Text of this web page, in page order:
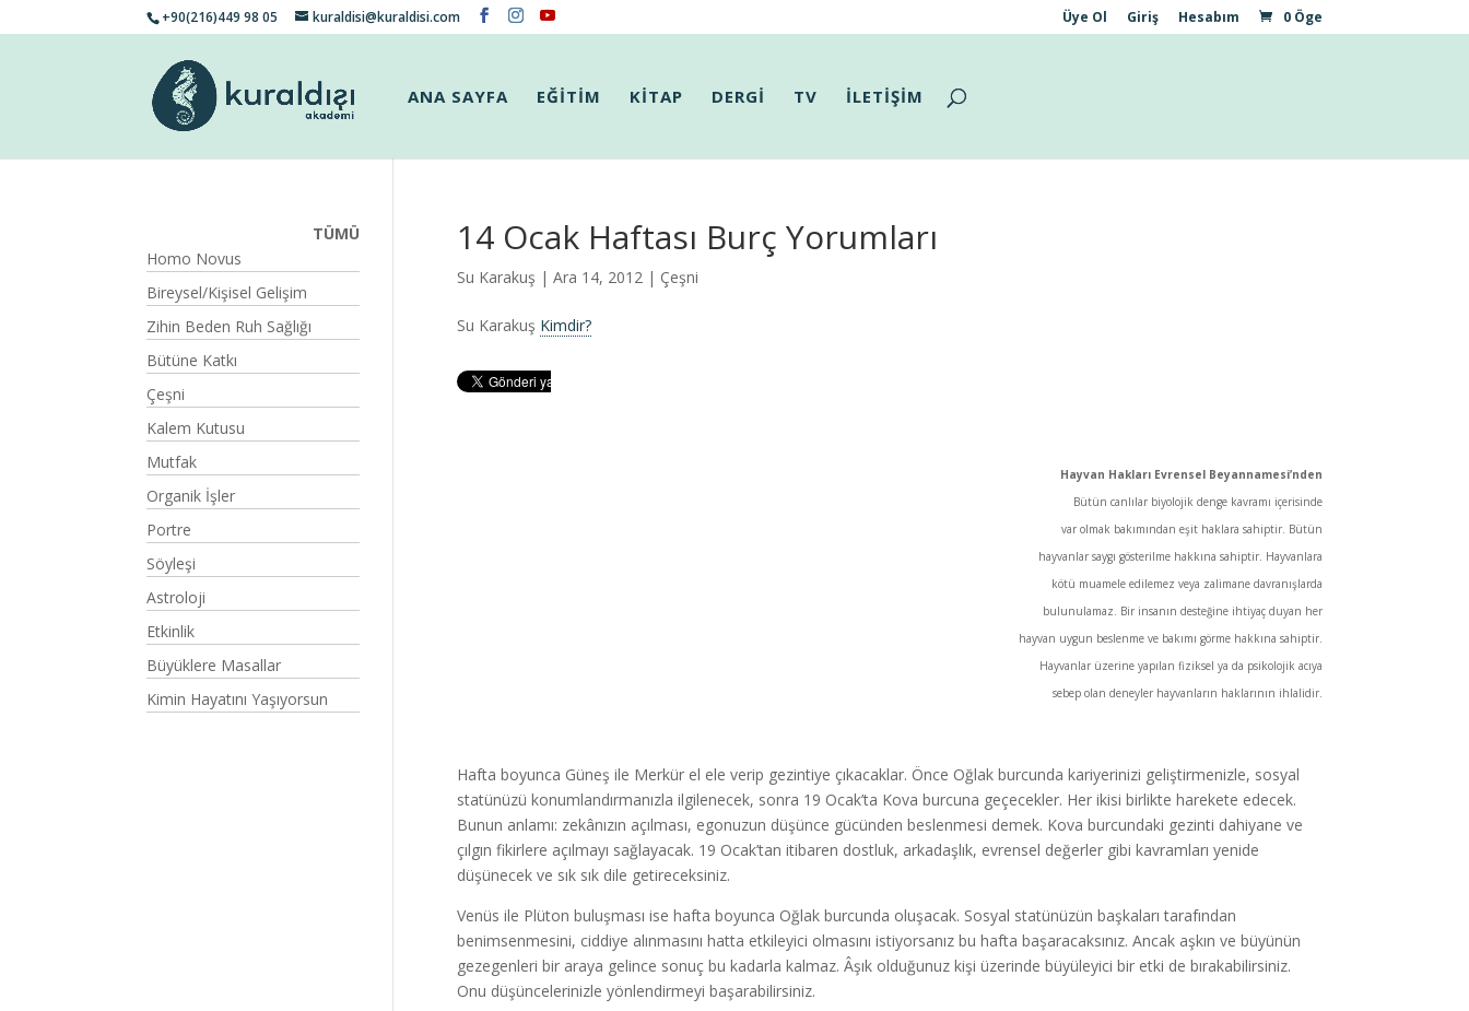
+90(216)449 98 05 kuraldisi@kuraldisi.com Üye Ol Giriş Hesabım 0 Öge
ANA SAYFA EĞİTİM KİTAP DERGİ TV İLETİŞİM
14 Ocak Haftası Burç Yorumları
Su Karakuş | Ara 14, 2012 | Çeşni
Su Karakuş Kimdir?
Hayvan Hakları Evrensel Beyannamesi’nden
Bütün canlılar biyolojik denge kavramı içerisinde
var olmak bakımından eşit haklara sahiptir. Bütün
hayvanlar saygı gösterilme hakkına sahiptir. Hayvanlara
kötü muamele edilemez veya zalimane davranışlarda
bulunulamaz. Bir insanın desteğine ihtiyaç duyan her
hayvan uygun beslenme ve bakımı görme hakkına sahiptir.
Hayvanlar üzerine yapılan fiziksel ya da psikolojik acıya
sebep olan deneyler hayvanların haklarının ihlalidir.
Hafta boyunca Güneş ile Merkür el ele verip gezintiye çıkacaklar. Önce Oğlak burcunda kariyerinizi geliştirmenizle, sosyal
statünüzü konumlandırmanızla ilgilenecek, sonra 19 Ocak’ta Kova burcuna geçecekler. Her ikisi birlikte harekete edecek.
Bunun anlamı: zekânızın açılması, egonuzun düşünce gücünden beslenmesi demek. Kova burcundaki gezinti dahiyane ve
çılgın fikirlere açılmayı sağlayacak. 19 Ocak’tan itibaren dostluk, arkadaşlık, evrensel değerler gibi kavramları yenide
düşünecek ve sık sık dile getireceksiniz.
Venüs ile Plüton buluşması ise hafta boyunca Oğlak burcunda oluşacak. Sosyal statünüzün başkaları tarafından
benimsenmesini, ciddiye alınmasını hatta etkileyici olmasını istiyorsanız bu hafta başaracaksınız. Ancak aşkın ve büyünün
gezegenleri bir araya gelince sonuç bu kadarla kalmaz. Âşık olduğunuz kişi üzerinde büyüleyici bir etki de bırakabilirsiniz.
Onu düşüncelerinizle yönlendirmeyi başarabilirsiniz.
TÜMÜ
Homo Novus
Bireysel/Kişisel Gelişim
Zihin Beden Ruh Sağlığı
Bütüne Katkı
Çeşni
Kalem Kutusu
Mutfak
Organik İşler
Portre
Söyleşi
Astroloji
Etkinlik
Büyüklere Masallar
Kimin Hayatını Yaşıyorsun